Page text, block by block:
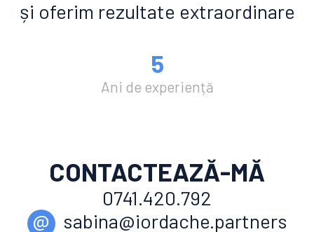
și oferim rezultate extraordinare
5
Ani de experiență
CONTACTEAZĂ-MĂ
0741.420.792
@ sabina@iordache.partners